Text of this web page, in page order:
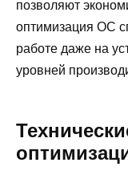
позволяют
оптимизация ОС
работе даже на
уровней